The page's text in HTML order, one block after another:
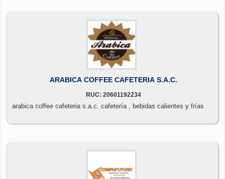
ARABICA COFFEE CAFETERIA S.A.C.
RUC: 20601192234
arabica coffee cafeteria s.a.c. cafetería , bebidas calientes y frías